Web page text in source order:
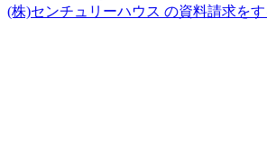
(株)センチュリーハウス の資料請求をす